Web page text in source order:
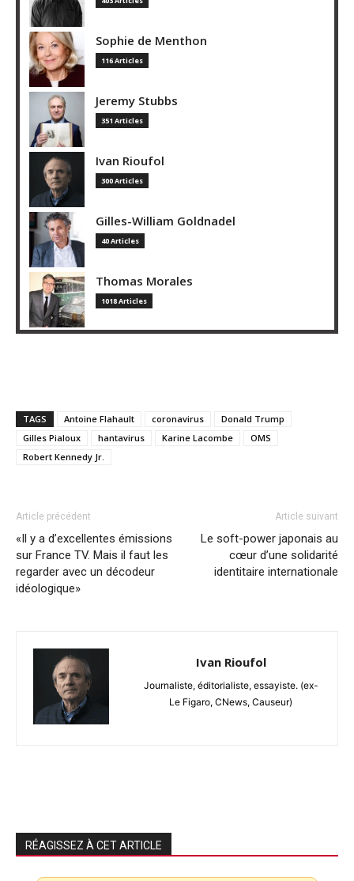
Sophie de Menthon
116 Articles
Jeremy Stubbs
351 Articles
Ivan Rioufol
300 Articles
Gilles-William Goldnadel
40 Articles
Thomas Morales
1018 Articles
TAGS Antoine Flahault coronavirus
Donald Trump
Gilles Pialoux
hantavirus Karine Lacombe
OMS
Robert Kennedy Jr.
Article précédent
«Il y a d’excellentes émissions
sur France TV. Mais il faut les
regarder avec un décodeur
idéologique»
Article suivant
Le soft-power japonais au
cœur d’une solidarité
identitaire internationale
Ivan Rioufol
Journaliste, éditorialiste, essayiste. (ex-
Le Figaro, CNews, Causeur)
RÉAGISSEZ À CET ARTICLE